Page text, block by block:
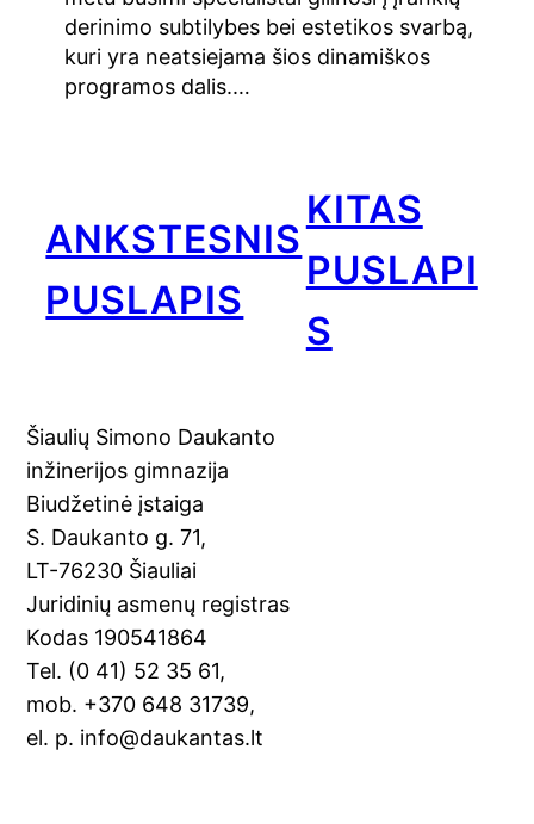
derinimo subtilybes bei estetikos svarbą,
kuri yra neatsiejama šios dinamiškos
programos dalis.…
ANKSTESNIS
PUSLAPIS
KITAS
PUSLAPI
S
Šiaulių Simono Daukanto
inžinerijos gimnazija
Biudžetinė įstaiga
S. Daukanto g. 71,
LT-76230 Šiauliai
Juridinių asmenų registras
Kodas 190541864
Tel. (0 41) 52 35 61,
mob. +370 648 31739,
el. p. info@daukantas.lt